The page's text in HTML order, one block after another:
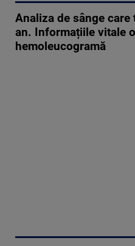
Analiza de sânge
an. Informațiile vitale
hemoleucogramă